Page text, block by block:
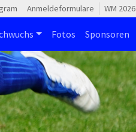
Anmeldeformulare WM 2026
Fotos Sponsoren